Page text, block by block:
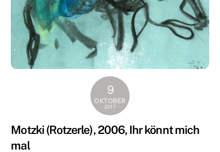
9
OKTOBER
2017
Motzki (Rotzerle), 2006, Ihr könnt mich
mal